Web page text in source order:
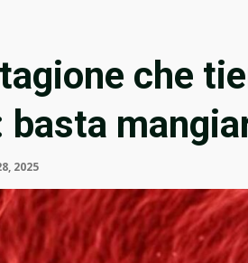
che
2025